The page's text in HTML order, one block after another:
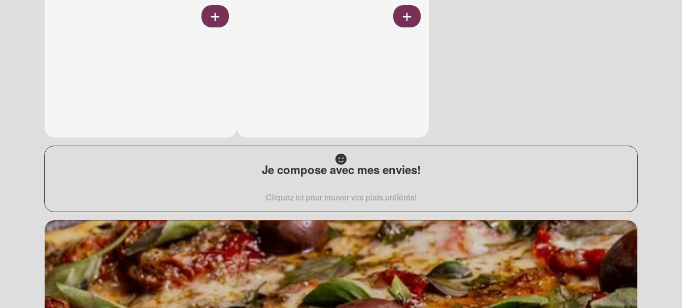
Je compose avec mes envies!
Cliquez ici pour trouver vos plats préférés!